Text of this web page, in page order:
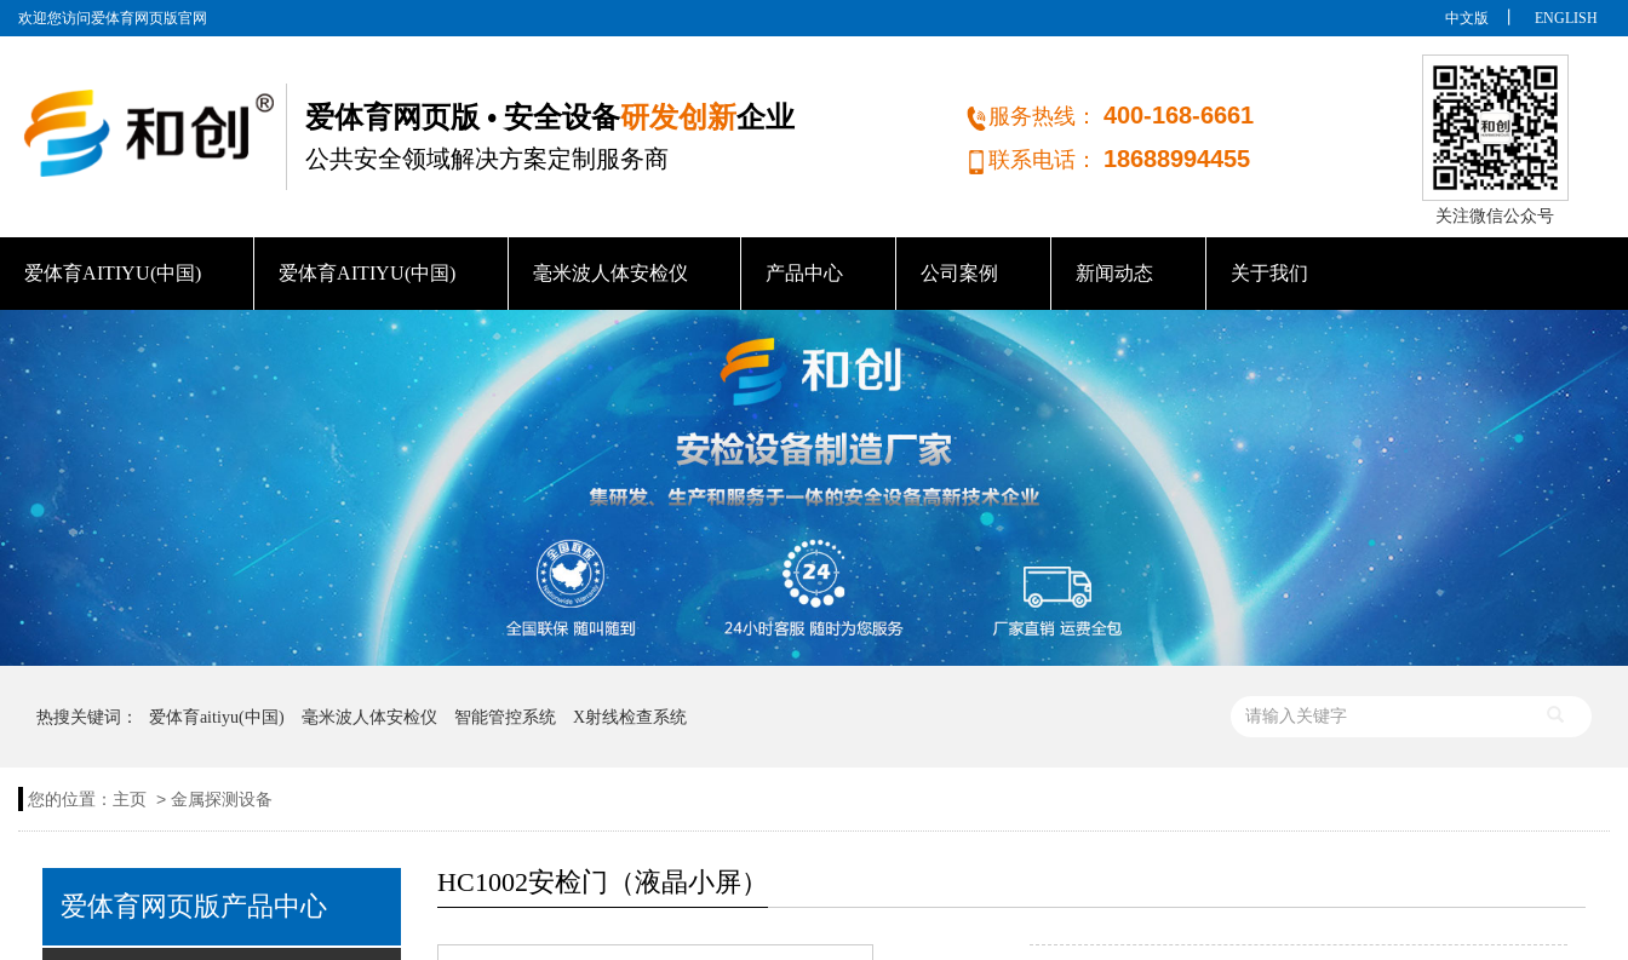
欢迎您访问爱体育网页版官网 中文版 ENGLISH
爱体育网页版 • 安全设备研发创新企业
公共安全领域解决方案定制服务商
服务热线： 400-168-6661
联系电话： 18688994455
关注微信公众号
爱体育AITIYU(中国) 爱体育AITIYU(中国) 毫米波人体安检仪 产品中心 公司案例 新闻动态 关于我们
热搜关键词： 爱体育aitiyu(中国) 毫米波人体安检仪 智能管控系统 X射线检查系统
您的位置： 主页 > 金属探测设备
爱体育网页版产品中心
HC1002安检门（液晶小屏）